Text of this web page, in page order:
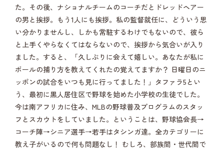
た。その後、ナショナルチームのコーチだとドレッドヘアー
の男と挨拶。もう1人にも挨拶。私の監督就任に、どういう思
い分かりませんし、しかも常駐するわけでもないので、彼ら
と上手くやらなくてはならないので、挨拶から気合いが入り
ました。すると、「久しぶりに会えて嬉しい。あなたが私に
ボールの捕り方を教えてくれたの覚えてますか？ 日曜日のニ
ッポンの試合をいつも見に行ってました！」タファラ5とい
う、最初に黒人居住区で野球を始めた小学校の生徒でした。
今は南アフリカに住み、MLBの野球普及プログラムのスタッ
フとスカウトをしていました。ということは、野球協会長→
コーチ陣→シニア選手→若手はタシンガ達。全カテゴリーに
教え子がいるので何も問題なし！ むしろ、部族間・世代間で